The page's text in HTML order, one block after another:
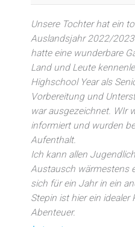
Unsere Tochter hat ein
Auslandsjahr 2022/2023
hatte eine wunderbare
Land und Leute
Highschool Year als
Vorbereitung und
war ausgezeichnet. WIr
informiert und wurden
Aufenthalt.
Ich kann allen
Austausch wärmestens
sich für ein Jahr in ein
Stepin ist hier ein idealer
Abenteuer.